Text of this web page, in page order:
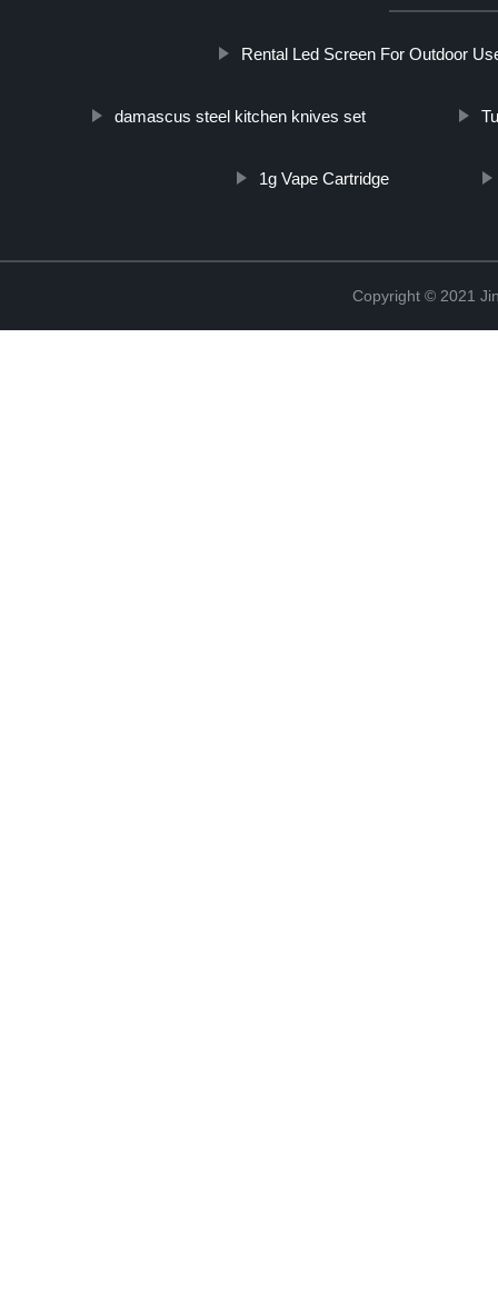
Rental Led Screen For Outdoor
damascus steel kitchen knives set
1g Vape Cartridge
Copyright © 2021